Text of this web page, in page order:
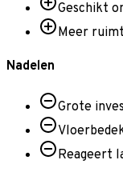
Geschikt
Meer
Nadelen
Grote
Reageert